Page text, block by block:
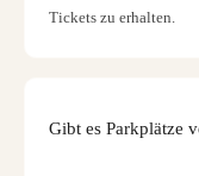
Tickets zu erhalten.
Gibt es Parkplätze